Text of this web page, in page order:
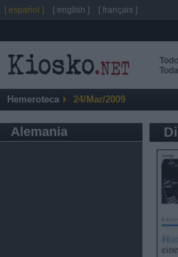
Hemeroteca 24/Mar/2009
Alemania
[ español ] [ english ] [ français ]